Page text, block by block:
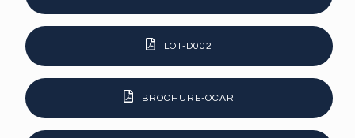
LOT-D002
BROCHURE-OCAR